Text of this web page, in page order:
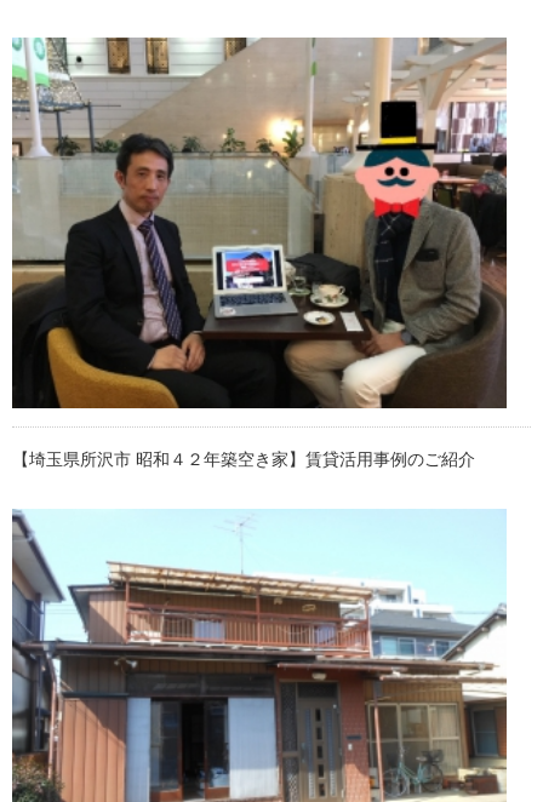
【埼玉県所沢市 昭和４２年築空き家】賃貸活用事例のご紹介